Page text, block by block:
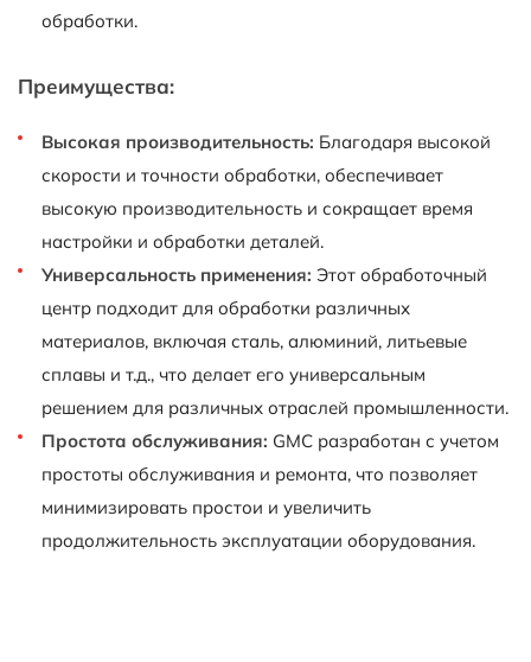
обработки.
Преимущества:
Высокая производительность: Благодаря высокой
скорости и точности обработки, обеспечивает
высокую производительность и сокращает время
настройки и обработки деталей.
Универсальность применения: Этот обработочный
центр подходит для обработки различных
материалов, включая сталь, алюминий, литьевые
сплавы и т.д., что делает его универсальным
решением для различных отраслей промышленности.
Простота обслуживания: GMC разработан с учетом
простоты обслуживания и ремонта, что позволяет
минимизировать простои и увеличить
продолжительность эксплуатации оборудования.